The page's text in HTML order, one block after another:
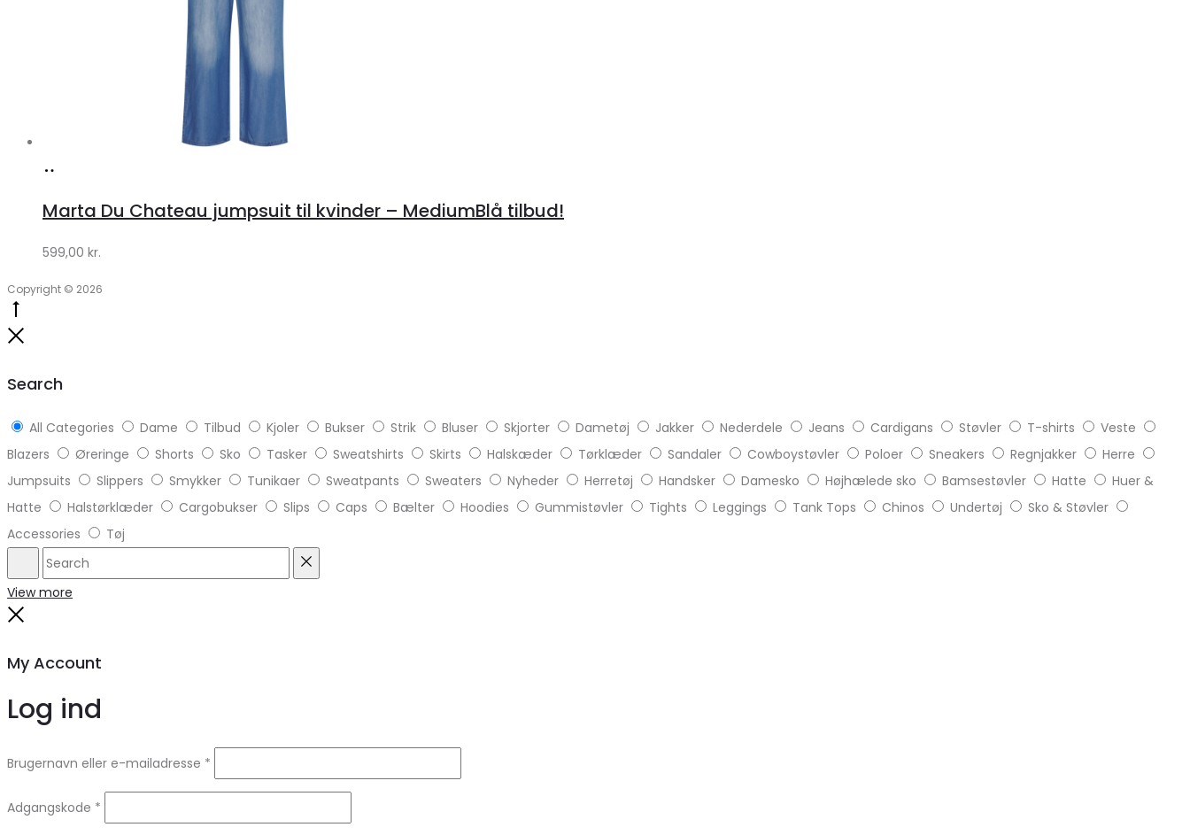
Klædeskabet.dk
Marta Du Chateau jumpsuit til kvinder – MediumBlå tilbud!
599,00 kr.
Copyright © 2026
Search
All Categories Dame Tilbud Kjoler Bukser Strik Bluser Skjorter Dametøj Jakker Nederdele Jeans Cardigans Støvler T-shirts
Veste
Blazers
Øreringe Shorts Sko Tasker Sweatshirts Skirts Halskæder Tørklæder Sandaler Cowboystøvler Poloer Sneakers Regnjakker
Herre
Jumpsuits
Slippers Smykker Tunikaer Sweatpants Sweaters Nyheder Herretøj Handsker Damesko Højhælede sko Bamsestøvler Hatte
Huer &
Hatte
Halstørklæder Cargobukser Slips Caps Bælter Hoodies Gummistøvler Tights Leggings Tank Tops Chinos Undertøj
Sko & Støvler
Accessories
Tøj
Search
View more
My Account
Log ind
Brugernavn eller e-mailadresse *
Adgangskode *